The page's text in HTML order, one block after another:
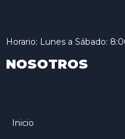
Horario: Lunes a Sábado:
NOSOTROS
Inicio